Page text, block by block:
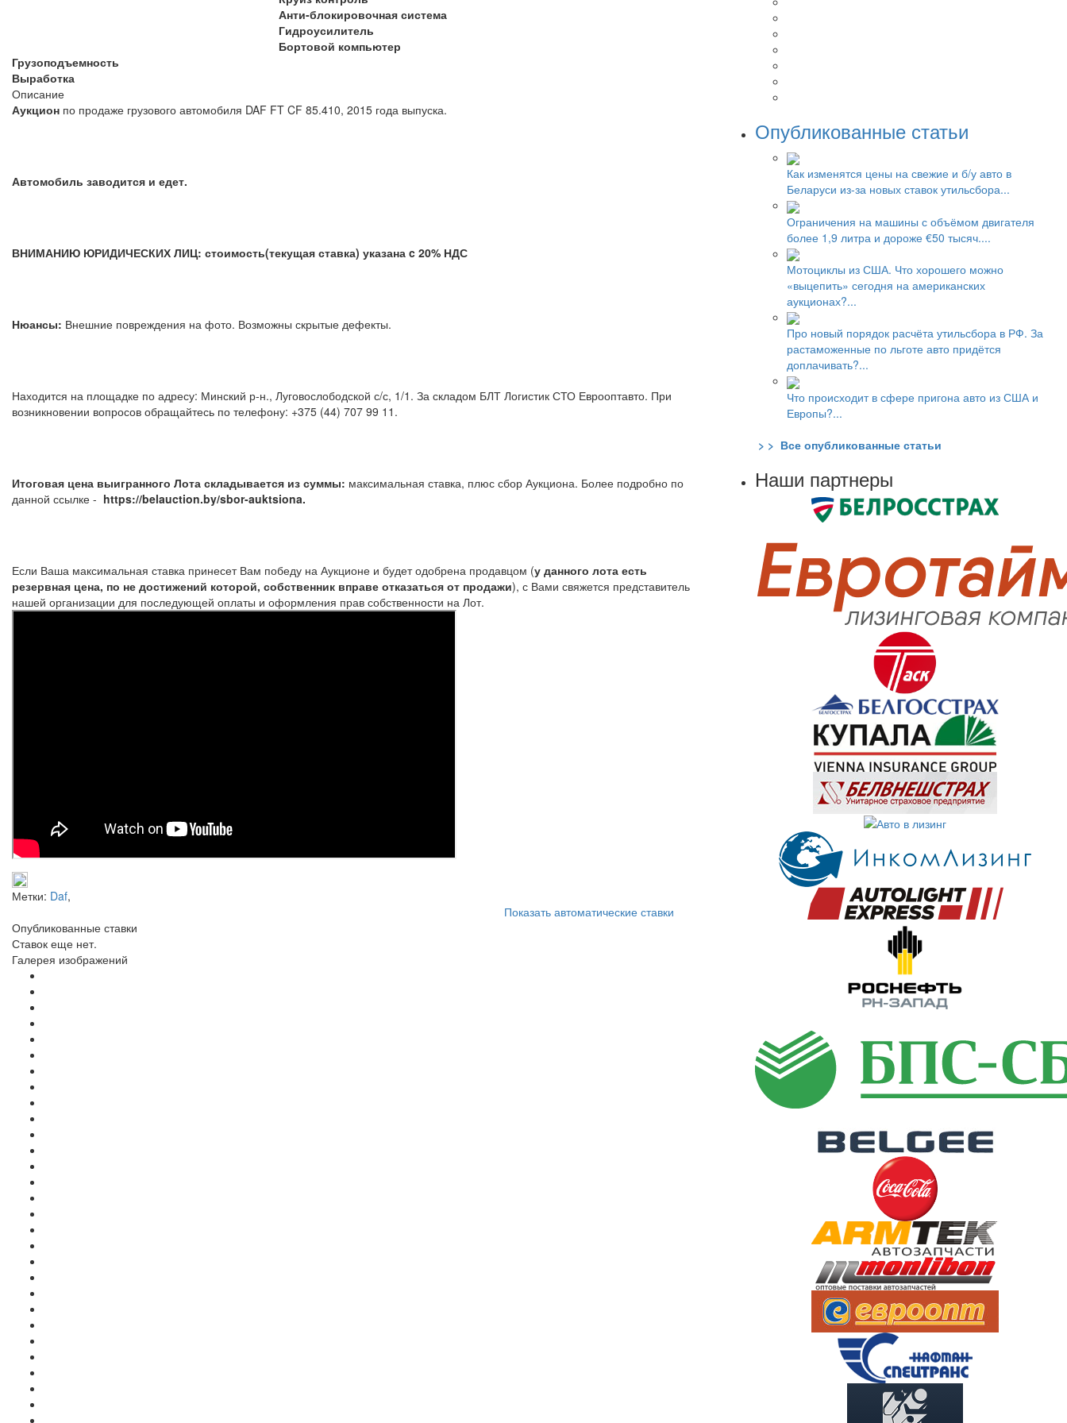
Анти-блокировочная система
Гидроусилитель
Бортовой компьютер
Грузоподъемность
Выработка
Описание
Аукцион по продаже грузового автомобиля DAF FT CF 85.410, 2015 года выпуска.
Автомобиль заводится и едет.
ВНИМАНИЮ ЮРИДИЧЕСКИХ ЛИЦ: стоимость(текущая ставка) указана c 20% НДС
Нюансы: Внешние повреждения на фото. Возможны скрытые дефекты.
Находится на площадке по адресу: Минский р-н., Луговослободской с/с, 1/1. За складом БЛТ Логистик СТО Еврооптавто. При
возникновении вопросов обращайтесь по телефону: +375 (44) 707 99 11.
Итоговая цена выигранного Лота складывается из суммы: максимальная ставка, плюс сбор Аукциона. Более подробно по
данной ссылке - https://belauction.by/sbor-auktsiona.
Если Ваша максимальная ставка принесет Вам победу на Аукционе и будет одобрена продавцом (у данного лота есть
резервная цена, по не достижений которой, собственник вправе отказаться от продажи), с Вами свяжется представитель
нашей организации для последующей оплаты и оформления прав собственности на Лот.
Метки: Daf,
Показать автоматические ставки
Опубликованные ставки
Ставок еще нет.
Галерея изображений
Опубликованные статьи
Как изменятся цены на свежие и б/у авто в
Беларуси из-за новых ставок утильсбора...
Ограничения на машины с объёмом двигателя
более 1,9 литра и дороже €50 тысяч....
Мотоциклы из США. Что хорошего можно
«выцепить» сегодня на американских
аукционах?...
Про новый порядок расчёта утильсбора в РФ. За
растаможенные по льготе авто придётся
доплачивать?...
Что происходит в сфере пригона авто из США и
Европы?...
> > Все опубликованные статьи
Наши партнеры